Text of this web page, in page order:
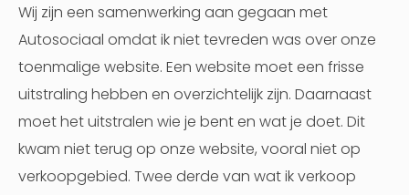
Wij zijn een samenwerking aan gegaan met
Autosociaal omdat ik niet tevreden was over onze
toenmalige website. Een website moet een frisse
uitstraling hebben en overzichtelijk zijn. Daarnaast
moet het uitstralen wie je bent en wat je doet. Dit
kwam niet terug op onze website, vooral niet op
verkoopgebied. Twee derde van wat ik verkoop